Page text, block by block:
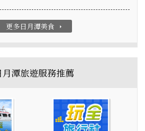
更多日月潭美食 arrow_right
月潭旅遊服務推薦